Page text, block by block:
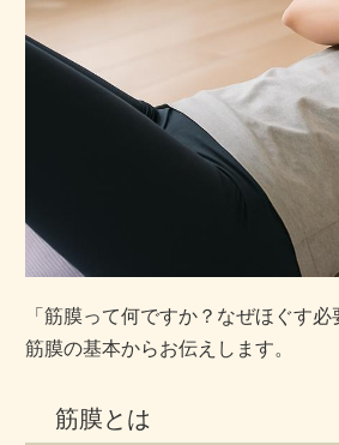
「筋膜って何ですか？なぜほぐす
筋膜の基本からお伝えします。
筋膜とは